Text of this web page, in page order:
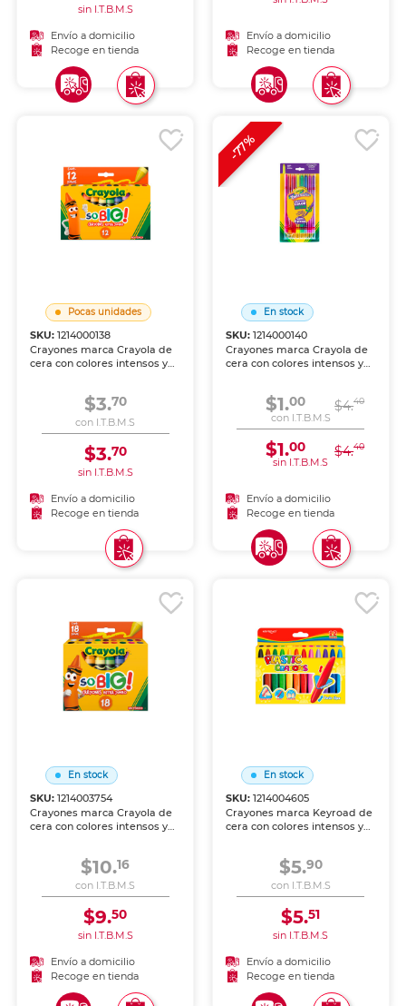
sin I.T.B.M.S
Envío a domicilio
Recoge en tienda
Envío a domicilio
Recoge en tienda
Pocas unidades
SKU:1214000138
Crayones marca Crayola de
cera con colores intensos y
ruptura, perfectos para los
más pequeños.
$3.70
con I.T.B.M.S
$3.70
sin I.T.B.M.S
Envío a domicilio
Recoge en tienda
En stock
SKU: 1214000140
Crayones marca Crayola de
cera con colores intensos y
ruptura, perfectos para los
más pequeños.
$1.00 $4.40
con I.T.B.M.S
$1.00 $4.40
sin I.T.B.M.S
Envío a domicilio
Recoge en tienda
-77%
En stock
SKU:1214003754
Crayones marca Crayola de
cera con colores intensos y
ruptura, perfectos para los
más pequeños.
$10.16
con I.T.B.M.S
$9.50
sin I.T.B.M.S
Envío a domicilio
Recoge en tienda
En stock
SKU: 1214004605
Crayones marca Keyroad de
cera con colores intensos y
ruptura, perfectos para los
más pequeños.
$5.90
con I.T.B.M.S
$5.51
sin I.T.B.M.S
Envío a domicilio
Recoge en tienda